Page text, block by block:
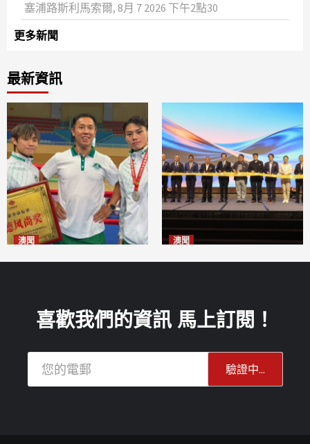
塞浦路斯利馬索爾, 8月 7 2026 下午2點30
更多新聞
最新資訊
澳聞 澳聞
喜歡我們的資訊 馬上訂閱！